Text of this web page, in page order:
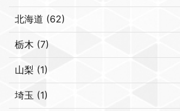
北海道 (62)
栃木 (7)
山梨 (1)
埼玉 (1)